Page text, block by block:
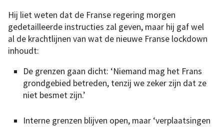
Hij liet weten dat de Franse regering morgen
gedetailleerde instructies zal geven, maar hij gaf wel
al de krachtlijnen van wat de nieuwe Franse lockdown
inhoudt:
De grenzen gaan dicht: ‘Niemand mag het Frans
grondgebied betreden, tenzij we zeker zijn dat ze
niet besmet zijn.’
Interne grenzen blijven open, maar ‘verplaatsingen